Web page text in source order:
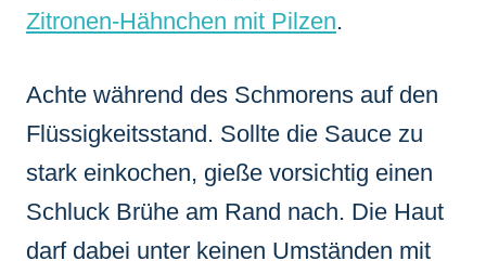
Zitronen-Hähnchen mit Pilzen.
Achte während des Schmorens auf den
Flüssigkeitsstand. Sollte die Sauce zu
stark einkochen, gieße vorsichtig einen
Schluck Brühe am Rand nach. Die Haut
darf dabei unter keinen Umständen mit